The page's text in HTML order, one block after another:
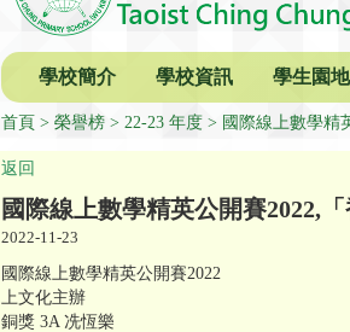
學校簡介 學校資訊 學生園地
首頁 榮譽榜 22-23 年度 國際線上數學精
返回
國際線上數學精英公開賽2022,
2022-11-23
國際線上數學精英公開賽2022
上文化主辦
銅獎 3A 冼恆樂